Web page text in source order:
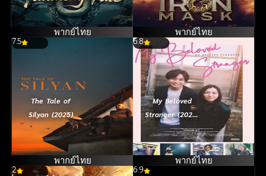
เมฆา
พากย์ไทย พากย์ไทย
7.5
The Tale of
Silyan (2025)
พากย์ไทย
6.8
My Beloved
Stranger (2025)
รักแรก แปลกหน้า
พากย์ไทย
2 6.9